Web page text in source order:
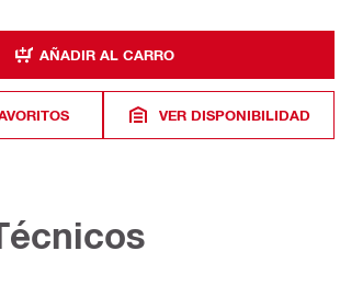
AÑADIR AL CARRO
VER DISPONIBILIDAD